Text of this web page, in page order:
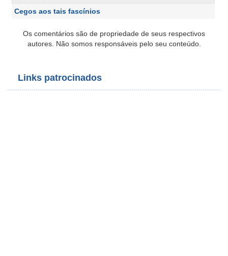
Cegos aos tais fascínios
Os comentários são de propriedade de seus respectivos
autores. Não somos responsáveis pelo seu conteúdo.
Links patrocinados